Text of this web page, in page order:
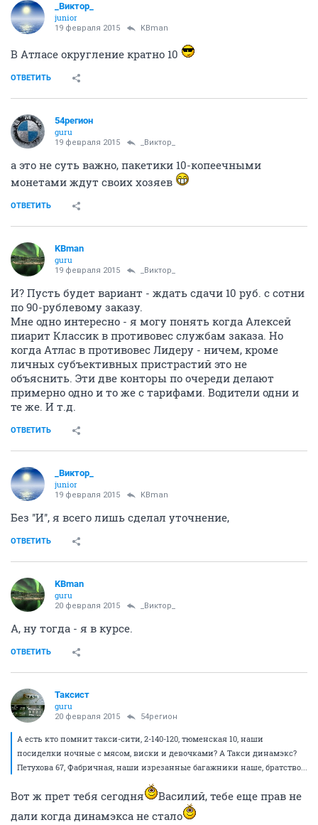
_Виктор_
juniоr
19 февраля 2015 KBman
В Атласе округление кратно 10
ОТВЕТИТЬ
54регион
guru
19 февраля 2015 _Виктор_
а это не суть важно, пакетики 10-копеечными
монетами ждут своих хозяев
ОТВЕТИТЬ
KBman
guru
19 февраля 2015 _Виктор_
И? Пусть будет вариант - ждать сдачи 10 руб. с сотни
по 90-рублевому заказу.
Мне одно интересно - я могу понять когда Алексей
пиарит Классик в противовес службам заказа. Но
когда Атлас в противовес Лидеру - ничем, кроме
личных субъективных пристрастий это не
объяснить. Эти две конторы по очереди делают
примерно одно и то же с тарифами. Водители одни и
те же. И т.д.
ОТВЕТИТЬ
_Виктор_
juniоr
19 февраля 2015 KBman
Без ''И'', я всего лишь сделал уточнение,
ОТВЕТИТЬ
KBman
guru
20 февраля 2015 _Виктор_
А, ну тогда - я в курсе.
ОТВЕТИТЬ
Таксист
guru
20 февраля 2015 54регион
А есть кто помнит такси-сити, 2-140-120, тюменская 10, наши
посиделки ночные с мясом, виски и девочками? А Такси динамэкс?
Петухова 67, Фабричная, наши изрезанные багажники наше, братство...
Вот ж прет тебя сегодня
Василий, тебе еще прав не
дали когда динамэкса не стало